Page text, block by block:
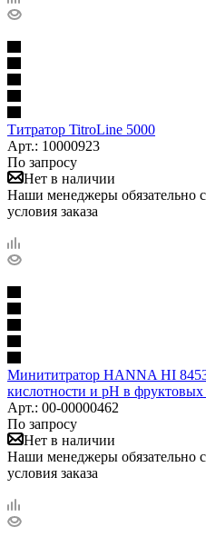
Титратор TitroLine 5000
Арт.: 10000923
По запросу
Нет в наличии
Наши менеджеры обязательно
условия заказа
Минититратор HANNA HI
кислотности и рН в фруктовых
Арт.: 00-00000462
По запросу
Нет в наличии
Наши менеджеры обязательно
условия заказа